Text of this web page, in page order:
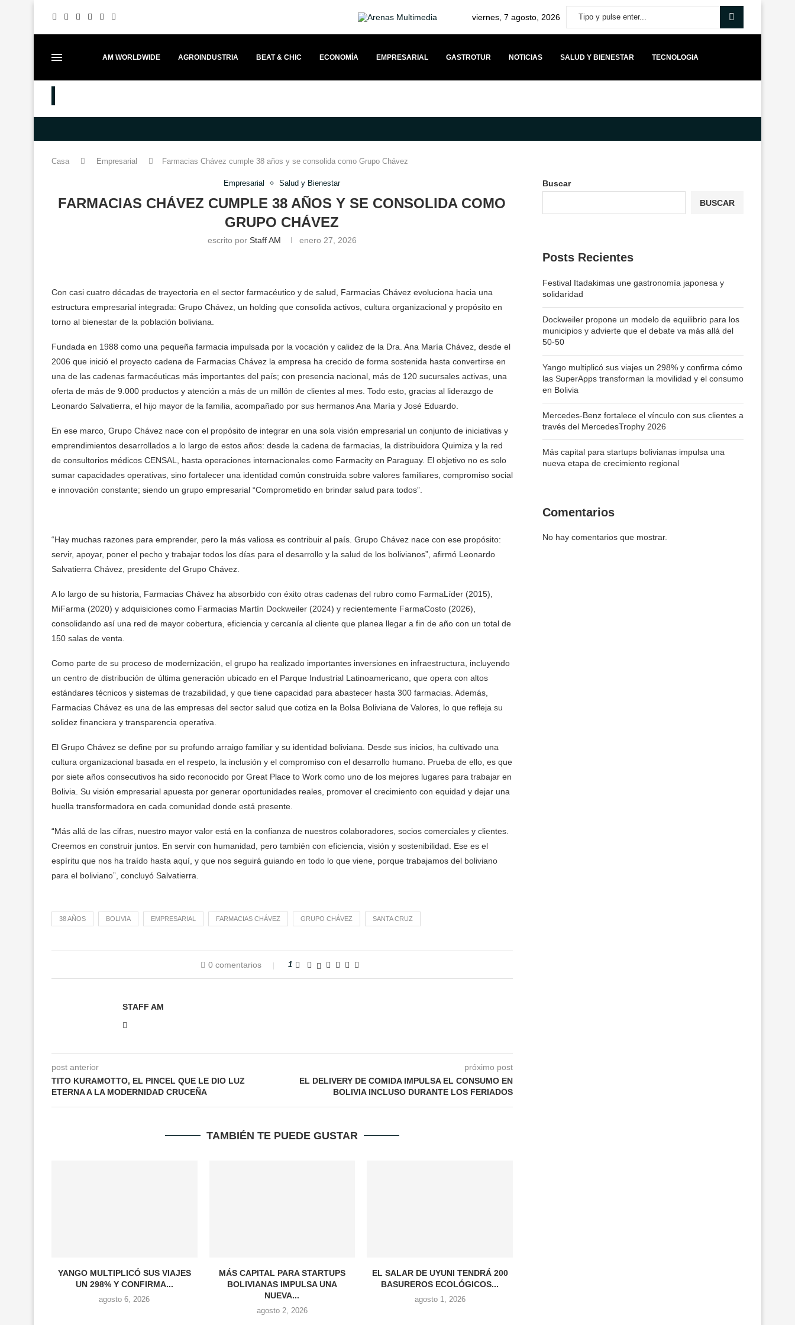
viernes, 7 agosto, 2026
AM WORLDWIDE AGROINDUSTRIA BEAT & CHIC ECONOMÍA EMPRESARIAL GASTROTUR NOTICIAS SALUD Y BIENESTAR TECNOLOGIA
Casa Empresarial Farmacias Chávez cumple 38 años y se consolida como Grupo Chávez
Empresarial Salud y Bienestar
FARMACIAS CHÁVEZ CUMPLE 38 AÑOS Y SE CONSOLIDA COMO
GRUPO CHÁVEZ
escrito por Staff AM enero 27, 2026
Con casi cuatro décadas de trayectoria en el sector farmacéutico y de salud, Farmacias Chávez evoluciona hacia una
estructura empresarial integrada: Grupo Chávez, un holding que consolida activos, cultura organizacional y propósito en
torno al bienestar de la población boliviana.
Fundada en 1988 como una pequeña farmacia impulsada por la vocación y calidez de la Dra. Ana María Chávez, desde el
2006 que inició el proyecto cadena de Farmacias Chávez la empresa ha crecido de forma sostenida hasta convertirse en
una de las cadenas farmacéuticas más importantes del país; con presencia nacional, más de 120 sucursales activas, una
oferta de más de 9.000 productos y atención a más de un millón de clientes al mes. Todo esto, gracias al liderazgo de
Leonardo Salvatierra, el hijo mayor de la familia, acompañado por sus hermanos Ana María y José Eduardo.
En ese marco, Grupo Chávez nace con el propósito de integrar en una sola visión empresarial un conjunto de iniciativas y
emprendimientos desarrollados a lo largo de estos años: desde la cadena de farmacias, la distribuidora Quimiza y la red
de consultorios médicos CENSAL, hasta operaciones internacionales como Farmacity en Paraguay. El objetivo no es solo
sumar capacidades operativas, sino fortalecer una identidad común construida sobre valores familiares, compromiso social
e innovación constante; siendo un grupo empresarial “Comprometido en brindar salud para todos”.
“Hay muchas razones para emprender, pero la más valiosa es contribuir al país. Grupo Chávez nace con ese propósito:
servir, apoyar, poner el pecho y trabajar todos los días para el desarrollo y la salud de los bolivianos”, afirmó Leonardo
Salvatierra Chávez, presidente del Grupo Chávez.
A lo largo de su historia, Farmacias Chávez ha absorbido con éxito otras cadenas del rubro como FarmaLíder (2015),
MiFarma (2020) y adquisiciones como Farmacias Martín Dockweiler (2024) y recientemente FarmaCosto (2026),
consolidando así una red de mayor cobertura, eficiencia y cercanía al cliente que planea llegar a fin de año con un total de
150 salas de venta.
Como parte de su proceso de modernización, el grupo ha realizado importantes inversiones en infraestructura, incluyendo
un centro de distribución de última generación ubicado en el Parque Industrial Latinoamericano, que opera con altos
estándares técnicos y sistemas de trazabilidad, y que tiene capacidad para abastecer hasta 300 farmacias. Además,
Farmacias Chávez es una de las empresas del sector salud que cotiza en la Bolsa Boliviana de Valores, lo que refleja su
solidez financiera y transparencia operativa.
El Grupo Chávez se define por su profundo arraigo familiar y su identidad boliviana. Desde sus inicios, ha cultivado una
cultura organizacional basada en el respeto, la inclusión y el compromiso con el desarrollo humano. Prueba de ello, es que
por siete años consecutivos ha sido reconocido por Great Place to Work como uno de los mejores lugares para trabajar en
Bolivia. Su visión empresarial apuesta por generar oportunidades reales, promover el crecimiento con equidad y dejar una
huella transformadora en cada comunidad donde está presente.
“Más allá de las cifras, nuestro mayor valor está en la confianza de nuestros colaboradores, socios comerciales y clientes.
Creemos en construir juntos. En servir con humanidad, pero también con eficiencia, visión y sostenibilidad. Ese es el
espíritu que nos ha traído hasta aquí, y que nos seguirá guiando en todo lo que viene, porque trabajamos del boliviano
para el boliviano”, concluyó Salvatierra.
38 AÑOS BOLIVIA EMPRESARIAL FARMACIAS CHÁVEZ GRUPO CHÁVEZ SANTA CRUZ
0 comentarios 1
STAFF AM
post anterior
TITO KURAMOTTO, EL PINCEL QUE LE DIO LUZ
ETERNA A LA MODERNIDAD CRUCEÑA
próximo post
EL DELIVERY DE COMIDA IMPULSA EL CONSUMO EN
BOLIVIA INCLUSO DURANTE LOS FERIADOS
TAMBIÉN TE PUEDE GUSTAR
YANGO MULTIPLICÓ SUS VIAJES
UN 298% Y CONFIRMA...
agosto 6, 2026
MÁS CAPITAL PARA STARTUPS
BOLIVIANAS IMPULSA UNA
NUEVA...
agosto 2, 2026
EL SALAR DE UYUNI TENDRÁ 200
BASUREROS ECOLÓGICOS...
agosto 1, 2026
Buscar
BUSCAR
Posts Recientes
Festival Itadakimas une gastronomía japonesa y
solidaridad
Dockweiler propone un modelo de equilibrio para los
municipios y advierte que el debate va más allá del
50-50
Yango multiplicó sus viajes un 298% y confirma cómo
las SuperApps transforman la movilidad y el consumo
en Bolivia
Mercedes-Benz fortalece el vínculo con sus clientes a
través del MercedesTrophy 2026
Más capital para startups bolivianas impulsa una
nueva etapa de crecimiento regional
Comentarios
No hay comentarios que mostrar.